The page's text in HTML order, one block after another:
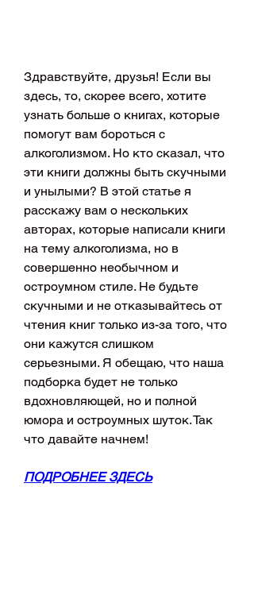
Здравствуйте, друзья! Если вы
здесь, то, скорее всего, хотите
узнать больше о книгах, которые
помогут вам бороться с
алкоголизмом. Но кто сказал, что
эти книги должны быть скучными
и унылыми? В этой статье я
расскажу вам о нескольких
авторах, которые написали книги
на тему алкоголизма, но в
совершенно необычном и
остроумном стиле. Не будьте
скучными и не отказывайтесь от
чтения книг только из-за того, что
они кажутся слишком
серьезными. Я обещаю, что наша
подборка будет не только
вдохновляющей, но и полной
юмора и остроумных шуток. Так
что давайте начнем!
ПОДРОБНЕЕ ЗДЕСЬ